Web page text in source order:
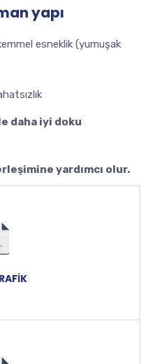
yapı
esneklik (yumuşak
daha iyi doku
yardımcı olur.